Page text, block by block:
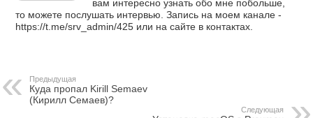
вам интересно узнать обо мне побольше,
то можете послушать интервью. Запись на моем канале -
https://t.me/srv_admin/425 или на сайте в контактах.
Предыдущая
Куда пропал Kirill Semaev
(Кирилл Семаев)?
Следующая